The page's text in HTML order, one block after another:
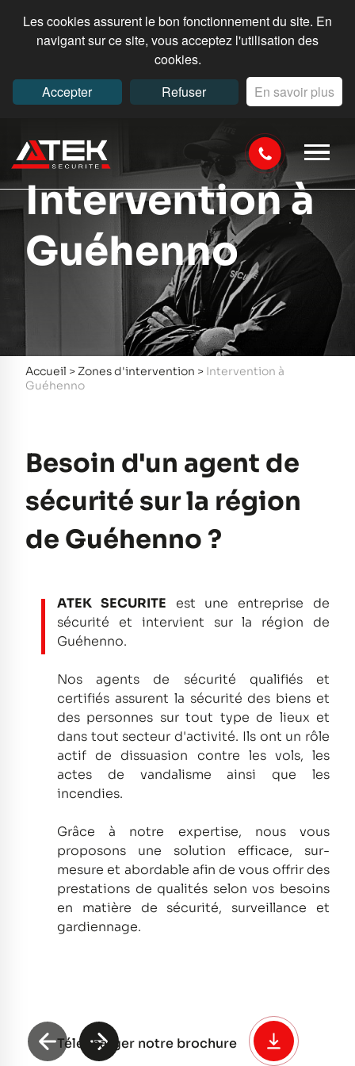
Les cookies assurent le bon fonctionnement du site. En
navigant sur ce site, vous acceptez l'utilisation des
cookies.
Accepter
Refuser En savoir plus
Intervention à
Guéhenno
Accueil > Zones d'intervention > Intervention à
Guéhenno
Besoin d'un agent de
sécurité sur la région
de Guéhenno ?
ATEK SECURITE est une entreprise de
sécurité et intervient sur la région de
Guéhenno.
Nos agents de sécurité qualifiés et
certifiés assurent la sécurité des biens et
des personnes sur tout type de lieux et
dans tout secteur d'activité. Ils ont un rôle
actif de dissuasion contre les vols, les
actes de vandalisme ainsi que les
incendies.
Grâce à notre expertise, nous vous
proposons une solution efficace, sur-
mesure et abordable afin de vous offrir des
prestations de qualités selon vos besoins
en matière de sécurité, surveillance et
gardiennage.
Télécharger notre brochure